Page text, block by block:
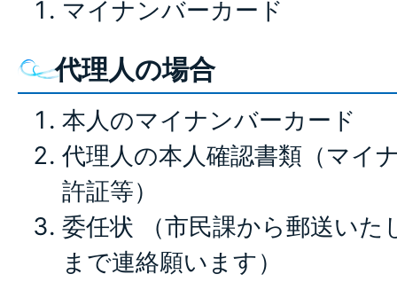
マイナンバーカード
代理人の場合
本人のマイナンバーカード
代理人の本人確認書類（マイ
許証等）
委任状 （市民課から郵送いた
まで連絡願います）